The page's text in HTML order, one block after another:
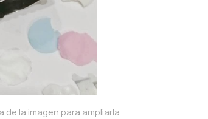
de la imagen para ampliarla